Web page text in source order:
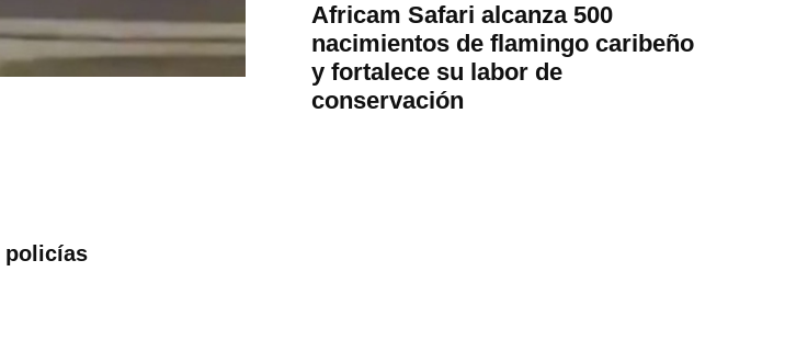
policías
Africam Safari alcanza 500
nacimientos de flamingo caribeño
y fortalece su labor de
conservación